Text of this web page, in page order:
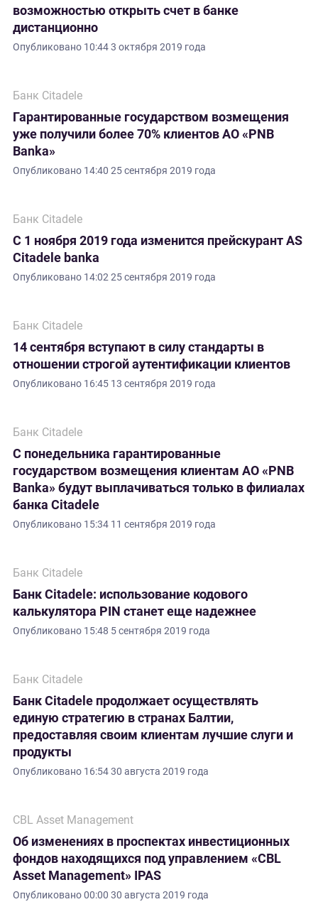
возможностью открыть счет в банке
дистанционно
Опубликовано 10:44 3 октября 2019 года
Банк Citadele
Гарантированные государством возмещения
уже получили более 70% клиентов АО «PNB
Banka»
Опубликовано 14:40 25 сентября 2019 года
Банк Citadele
С 1 ноября 2019 года изменится прейскурант AS
Citadele banka
Опубликовано 14:02 25 сентября 2019 года
Банк Citadele
14 сентября вступают в силу стандарты в
отношении строгой аутентификации клиентов
Опубликовано 16:45 13 сентября 2019 года
Банк Citadele
С понедельника гарантированные
государством возмещения клиентам АО «PNB
Banka» будут выплачиваться только в филиалах
банка Citadele
Опубликовано 15:34 11 сентября 2019 года
Банк Citadele
Банк Citadele: использование кодового
калькулятора PIN станет еще надежнее
Опубликовано 15:48 5 сентября 2019 года
Банк Citadele
Банк Citadele продолжает осуществлять
единую стратегию в странах Балтии,
предоставляя своим клиентам лучшие слуги и
продукты
Опубликовано 16:54 30 августа 2019 года
CBL Asset Management
Об изменениях в проспектах инвестиционных
фондов находящихся под управлением «CBL
Asset Management» IPAS
Опубликовано00:00 30 августа 2019 года